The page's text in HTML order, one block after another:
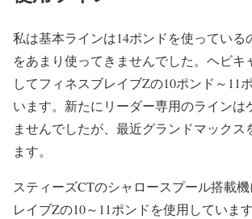
私は基本ラインは14ポンドを使っている
をあまり使ってきませんでした。ヘビキ
してフィネスブレイブZの10ポンド～11
います。新たにリーダー専用のラインは
ませんでしたが、最近グランドマックス
ます。
スティーズCTのシャロースプール搭載
レイブZの10～11ポンドを使用していま